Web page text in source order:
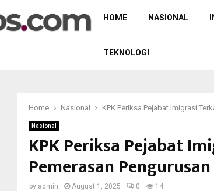
HOME NASIONAL
TEKNOLOGI
Home Nasional KPK Periksa Pejabat Imigrasi
Nasional
KPK Periksa Pejabat
Pemerasan
by admin August 1, 2025 0 14